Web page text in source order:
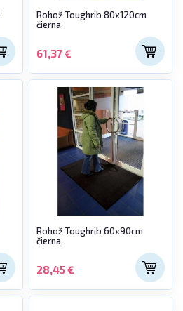
Rohož Toughrib 80x120cm
čierna
61,37 €
Rohož Toughrib 60x90cm
čierna
28,45 €